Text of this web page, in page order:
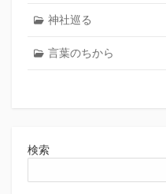
神社巡る
言葉のちから
検索